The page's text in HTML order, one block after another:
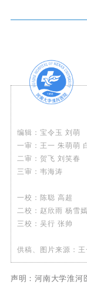
编辑：宝令玉 刘萌
一审：王一 朱萌萌
二审：贺飞 刘笑春
三审：韦海涛
一校：陈聪 高超
二校：赵欣雨 杨雪嫣
三校：吴行 张帅
供稿、图片来源：王
声明：河南大学淮河